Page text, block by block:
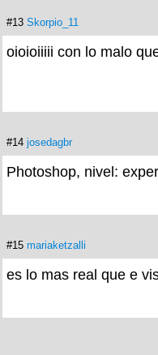
#13 Skorpio_11
oioioiiiii con lo malo
#14 josedagbr
Photoshop, nivel:
#15 mariaketzalli
es lo mas real que e